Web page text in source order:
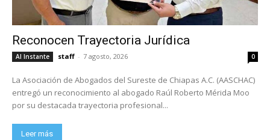
Reconocen Trayectoria Jurídica
Al Instante staff - 7 agosto, 2026 0
La Asociación de Abogados del Sureste de Chiapas A.C. (AASCHAC)
entregó un reconocimiento al abogado Raúl Roberto Mérida Moo
por su destacada trayectoria profesional...
Leer más